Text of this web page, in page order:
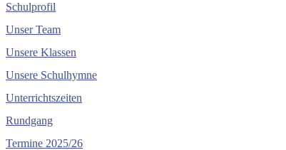
Schulprofil
Unser Team
Unsere Klassen
Unsere Schulhymne
Unterrichtszeiten
Rundgang
Termine 2025/26